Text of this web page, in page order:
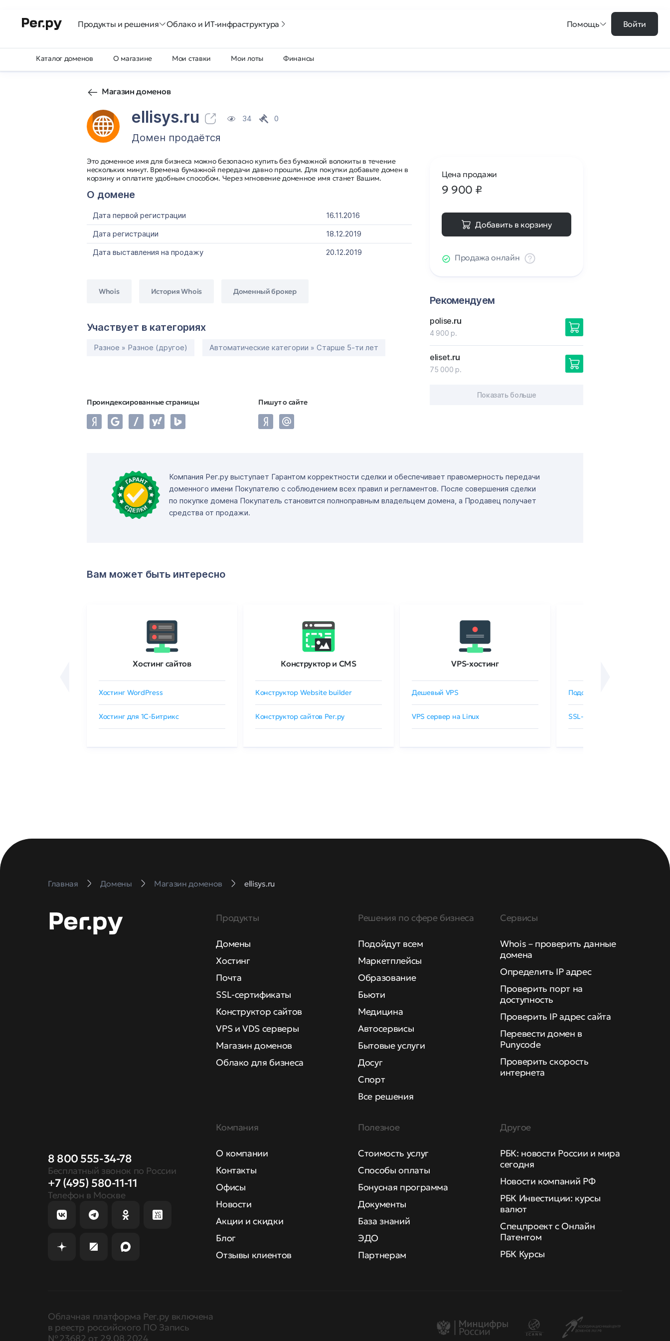
Продукты и решения Облако и ИТ-инфраструктура Помощь Войти
Каталог доменов О магазине Мои ставки Мои лоты Финансы
Магазин доменов
ellisys.ru 34 0
Домен продаётся
Это доменное имя для бизнеса можно безопасно купить без бумажной волокиты в течение
нескольких минут. Времена бумажной передачи давно прошли. Для покупки добавьте домен в
корзину и оплатите удобным способом. Через мгновение доменное имя станет Вашим.
О домене
Дата первой регистрации
16.11.2016
Дата регистрации
18.12.2019
Дата выставления на продажу
20.12.2019
Whois История Whois Доменный брокер
Участвует в категориях
Разное » Разное (другое) Автоматические категории » Старше 5-ти лет
Проиндексированные страницы Пишут о сайте
Цена продажи
9 900 ₽
Добавить в корзину
Продажа онлайн
Рекомендуем
polise.ru
4 900 р.
eliset.ru
75 000 р.
Показать больше
Компания Рег.ру выступает Гарантом корректности сделки и обеспечивает правомерность передачи
доменного имени Покупателю с соблюдением всех правил и регламентов. После совершения сделки
по покупке домена Покупатель становится полноправным владельцем домена, а Продавец получает
средства от продажи.
Вам может быть интересно
Хостинг сайтов
Хостинг WordPress
Хостинг для 1C-Битрикс
Конструктор и CMS
Конструктор Website builder
Конструктор сайтов Рег.ру
VPS-хостинг
Дешевый VPS
VPS сервер на Linux
Подобрать SSL-сертификат
SSL-сертификаты GlobalSign
Главная Домены Магазин доменов ellisys.ru
8 800 555-34-78
Бесплатный звонок по России
+7 (495) 580-11-11
Телефон в Москве
Продукты
Домены
Хостинг
Почта
SSL-сертификаты
Конструктор сайтов
VPS и VDS серверы
Магазин доменов
Облако для бизнеса
Решения по сфере бизнеса
Подойдут всем
Маркетплейсы
Образование
Бьюти
Медицина
Автосервисы
Бытовые услуги
Досуг
Спорт
Все решения
Сервисы
Whois – проверить данные
домена
Определить IP адрес
Проверить порт на
доступность
Проверить IP адрес сайта
Перевести домен в
Punycode
Проверить скорость
интернета
Компания
О компании
Контакты
Офисы
Новости
Акции и скидки
Блог
Отзывы клиентов
Полезное
Стоимость услуг
Способы оплаты
Бонусная программа
Документы
База знаний
ЭДО
Партнерам
Другое
РБК: новости России и мира
сегодня
Новости компаний РФ
РБК Инвестиции: курсы
валют
Спецпроект с Онлайн
Патентом
РБК Курсы
Облачная платформа Рег.ру включена
в реестр российского ПО Запись
№ 23682 от 29.08.2024